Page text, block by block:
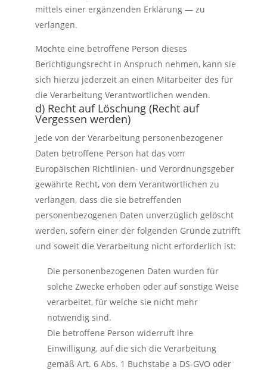
mittels einer ergänzenden Erklärung — zu
verlangen.
Möchte eine betroffene Person dieses
Berichtigungsrecht in Anspruch nehmen, kann sie
sich hierzu jederzeit an einen Mitarbeiter des für
die Verarbeitung Verantwortlichen wenden.
d) Recht auf Löschung (Recht auf
Vergessen werden)
Jede von der Verarbeitung personenbezogener
Daten betroffene Person hat das vom
Europäischen Richtlinien- und Verordnungsgeber
gewährte Recht, von dem Verantwortlichen zu
verlangen, dass die sie betreffenden
personenbezogenen Daten unverzüglich gelöscht
werden, sofern einer der folgenden Gründe zutrifft
und soweit die Verarbeitung nicht erforderlich ist:
Die personenbezogenen Daten wurden für
solche Zwecke erhoben oder auf sonstige Weise
verarbeitet, für welche sie nicht mehr
notwendig sind.
Die betroffene Person widerruft ihre
Einwilligung, auf die sich die Verarbeitung
gemäß Art. 6 Abs. 1 Buchstabe a DS-GVO oder